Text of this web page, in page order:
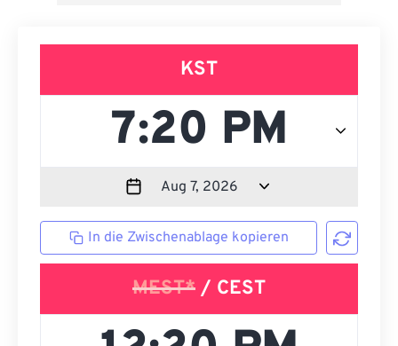
KST
In die Zwischenablage kopieren
MEST* / CEST